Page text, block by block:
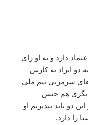
دارد و به او رای
دو ایراد به کارش
های سرمربی تیم ملی
دیگری هم جنس
دو باید بپذیریم او
را دارد.